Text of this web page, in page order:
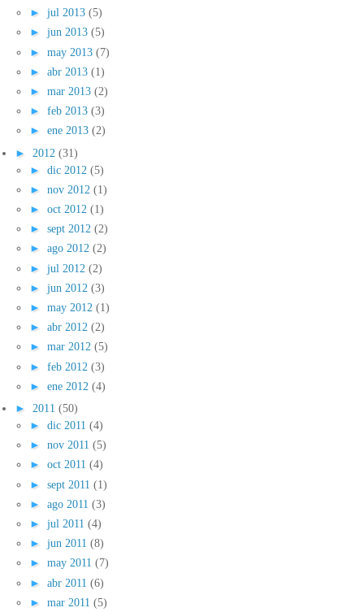
► jul 2013 (5)
► jun 2013 (5)
► may 2013 (7)
► abr 2013 (1)
► mar 2013 (2)
► feb 2013 (3)
► ene 2013 (2)
► 2012 (31)
► dic 2012 (5)
► nov 2012 (1)
► oct 2012 (1)
► sept 2012 (2)
► ago 2012 (2)
► jul 2012 (2)
► jun 2012 (3)
► may 2012 (1)
► abr 2012 (2)
► mar 2012 (5)
► feb 2012 (3)
► ene 2012 (4)
► 2011 (50)
► dic 2011 (4)
► nov 2011 (5)
► oct 2011 (4)
► sept 2011 (1)
► ago 2011 (3)
► jul 2011 (4)
► jun 2011 (8)
► may 2011 (7)
► abr 2011 (6)
► mar 2011 (5)